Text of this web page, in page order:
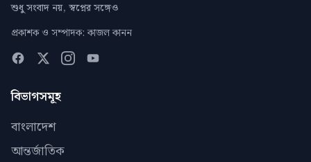
শুধু সংবাদ নয়, স্বপ্নের সঙ্গেও
প্রকাশক ও সম্পাদক: কাজল কানন
বিভাগসমূহ
বাংলাদেশ
আন্তর্জাতিক